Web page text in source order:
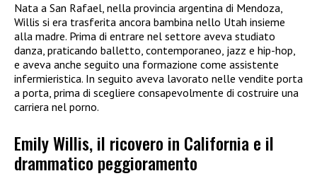
Nata a San Rafael, nella provincia argentina di Mendoza,
Willis si era trasferita ancora bambina nello Utah insieme
alla madre. Prima di entrare nel settore aveva studiato
danza, praticando balletto, contemporaneo, jazz e hip-hop,
e aveva anche seguito una formazione come assistente
infermieristica. In seguito aveva lavorato nelle vendite porta
a porta, prima di scegliere consapevolmente di costruire una
carriera nel porno.
Emily Willis, il ricovero in California e il
drammatico peggioramento